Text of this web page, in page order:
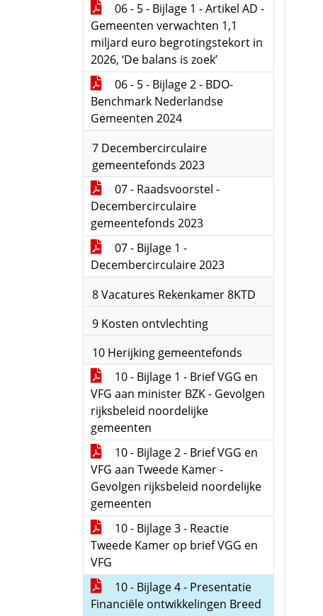
06 - 5 - Bijlage 1 - Artikel AD -
Gemeenten verwachten 1,1
miljard euro begrotingstekort in
2026, ‘De balans is zoek’
06 - 5 - Bijlage 2 - BDO-
Benchmark Nederlandse
Gemeenten 2024
7 Decembercirculaire
gemeentefonds 2023
07 - Raadsvoorstel -
Decembercirculaire
gemeentefonds 2023
07 - Bijlage 1 -
Decembercirculaire 2023
8 Vacatures Rekenkamer 8KTD
9 Kosten ontvlechting
10 Herijking gemeentefonds
10 - Bijlage 1 - Brief VGG en
VFG aan minister BZK - Gevolgen
rijksbeleid noordelijke
gemeenten
10 - Bijlage 2 - Brief VGG en
VFG aan Tweede Kamer -
Gevolgen rijksbeleid noordelijke
gemeenten
10 - Bijlage 3 - Reactie
Tweede Kamer op brief VGG en
VFG
10 - Bijlage 4 - Presentatie
Financiële ontwikkelingen Breed